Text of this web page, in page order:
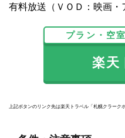
有料放送（ＶＯＤ：映画・
プラン・空
楽天
上記ボタンのリンク先は楽天トラベル「札幌クラーク